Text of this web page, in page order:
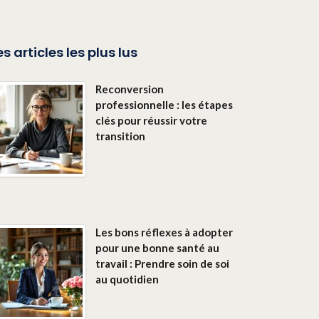
articles les plus lus
Reconversion
professionnelle : les étapes
clés pour réussir votre
transition
Les bons réflexes à adopter
pour une bonne santé au
travail : Prendre soin de soi
au quotidien